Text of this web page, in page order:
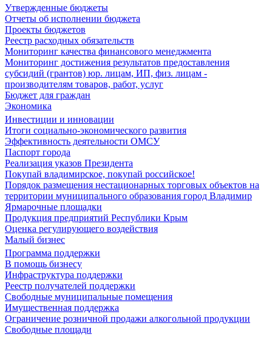
Утвержденные бюджеты
Отчеты об исполнении бюджета
Проекты бюджетов
Реестр расходных обязательств
Мониторинг качества финансового менеджмента
Мониторинг достижения результатов предоставления
субсидий (грантов) юр. лицам, ИП, физ. лицам -
производителям товаров, работ, услуг
Бюджет для граждан
Экономика
Инвестиции и инновации
Итоги социально-экономического развития
Эффективность деятельности ОМСУ
Паспорт города
Реализация указов Президента
Покупай владимирское, покупай российское!
Порядок размещения нестационарных торговых объектов на
территории муниципального образования город Владимир
Ярмарочные площадки
Продукция предприятий Республики Крым
Оценка регулирующего воздействия
Малый бизнес
Программа поддержки
В помощь бизнесу
Инфраструктура поддержки
Реестр получателей поддержки
Свободные муниципальные помещения
Имущественная поддержка
Ограничение розничной продажи алкогольной продукции
Свободные площади